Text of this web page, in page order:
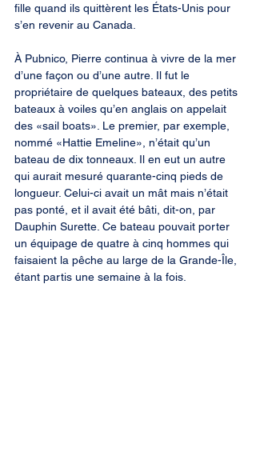
fille quand ils quittèrent les États-Unis pour
s’en revenir au Canada.
À Pubnico, Pierre continua à vivre de la mer
d’une façon ou d’une autre. Il fut le
propriétaire de quelques bateaux, des petits
bateaux à voiles qu’en anglais on appelait
des «sail boats». Le premier, par exemple,
nommé «Hattie Emeline», n’était qu’un
bateau de dix tonneaux. Il en eut un autre
qui aurait mesuré quarante-cinq pieds de
longueur. Celui-ci avait un mât mais n’était
pas ponté, et il avait été bâti, dit-on, par
Dauphin Surette. Ce bateau pouvait porter
un équipage de quatre à cinq hommes qui
faisaient la pêche au large de la Grande-Île,
étant partis une semaine à la fois.